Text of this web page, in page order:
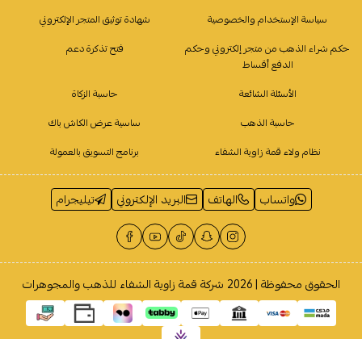
سياسة الإستخدام والخصوصية
شهادة توثيق المتجر الإلكتروني
حكم شراء الذهب من متجر إلكتروني وحكم
الدفع أقساط
فتح تذكرة دعم
الأسئلة الشائعة
حاسبة الزكاة
حاسبة الذهب
ساسية عرض الكاش باك
نظام ولاء قمة زاوية الشفاء
برنامج التسويق بالعمولة
واتساب الهاتف البريد الإلكتروني تيليجرام
الحقوق محفوظة | 2026 شركة قمة زاوية الشفاء للذهب والمجوهرات